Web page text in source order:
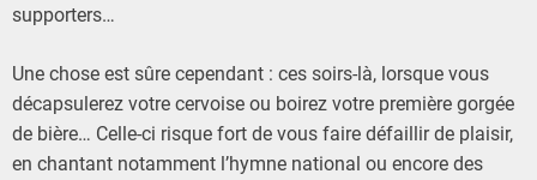
supporters…
Une chose est sûre cependant : ces soirs-là, lorsque vous
décapsulerez votre cervoise ou boirez votre première gorgée
de bière… Celle-ci risque fort de vous faire défaillir de plaisir,
en chantant notamment l’hymne national ou encore des